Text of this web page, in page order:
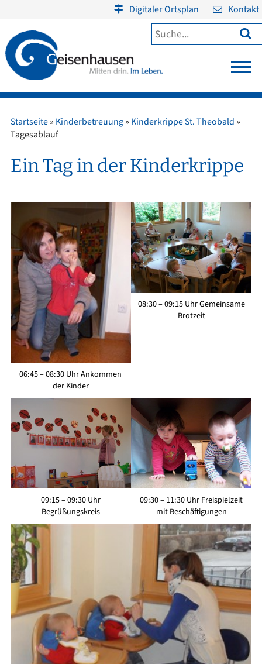
Digitaler Ortsplan Kontakt

Startseite» Kinderbetreuung» Kinderkrippe St. Theobald »
Tagesablauf
Ein Tag in der Kinderkrippe
06:45 – 08:30 Uhr Ankommen
der Kinder
08:30 – 09:15 Uhr Gemeinsame
Brotzeit
09:15 – 09:30 Uhr
Begrüßungskreis
09:30 – 11:30 Uhr Freispielzeit
mit Beschäftigungen